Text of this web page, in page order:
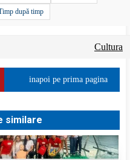
după timp
Cultura
inapoi pe prima pagina
similare